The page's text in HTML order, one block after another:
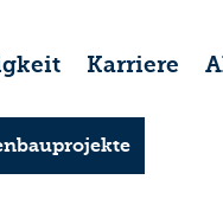
Karriere